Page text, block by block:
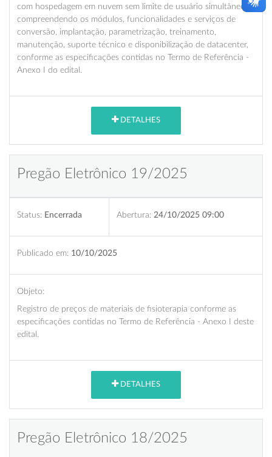
com hospedagem em nuvem sem limite de usuário simultâneos,
compreendendo os módulos, funcionalidades e serviços de
conversão, implantação, parametrização, treinamento,
manutenção, suporte técnico e disponibilização de datacenter,
conforme as especificações contidas no Termo de Referência -
Anexo I do edital.
DETALHES
Pregão Eletrônico 19/2025
Status: Encerrada Abertura: 24/10/2025 09:00
Publicado em: 10/10/2025
Objeto:
Registro de preços de materiais de fisioterapia conforme as
especificações contidas no Termo de Referência - Anexo I deste
edital.
DETALHES
Pregão Eletrônico 18/2025